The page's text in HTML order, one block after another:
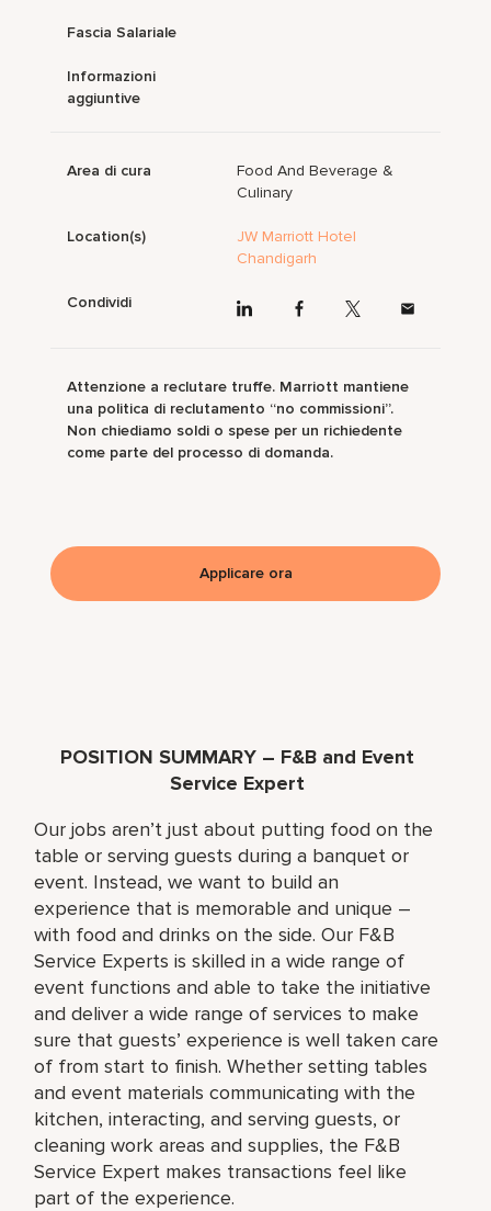
POSITION SUMMARY – F&B and Event
Service Expert
Our jobs aren’t just about putting food on the
table or serving guests during a banquet or
event. Instead, we want to build an
experience that is memorable and unique –
with food and drinks on the side. Our F&B
Service Experts is skilled in a wide range of
event functions and able to take the initiative
and deliver a wide range of services to make
sure that guests’ experience is well taken care
of from start to finish. Whether setting tables
and event materials communicating with the
kitchen, interacting, and serving guests, or
cleaning work areas and supplies, the F&B
Service Expert makes transactions feel like
part of the experience.
Fascia Salariale
Informazioni
aggiuntive
Area di cura
Food And Beverage &
Culinary
Location(s)
JW Marriott Hotel
Chandigarh
Condividi
Attenzione a reclutare truffe. Marriott mantiene
una politica di reclutamento “no commissioni”.
Non chiediamo soldi o spese per un richiedente
come parte del processo di domanda.
Applicare ora